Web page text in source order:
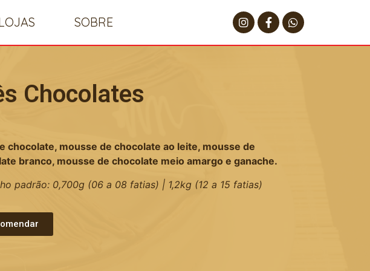
SOBRE
Chocolates
chocolate, mousse de chocolate ao leite, mousse de
branco, mousse de chocolate meio amargo e ganache.
padrão: 0,700g (06 a 08 fatias) | 1,2kg (12 a 15 fatias)